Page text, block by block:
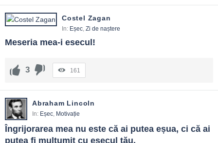
Costel Zagan
In: Eșec, Zi de naștere
Meseria mea-i esecul!
3 161
Abraham Lincoln
In: Eșec, Motivație
Îngrijorarea mea nu este că ai putea eșua, ci că ai
putea fi mulțumit cu eșecul tău.